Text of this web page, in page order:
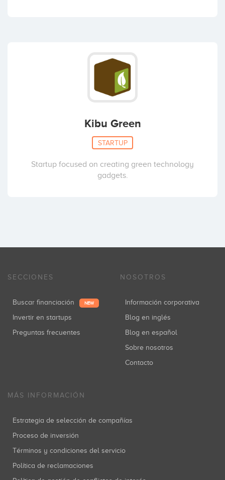
Kibu Green
STARTUP
Startup focused on creating green technology
gadgets.
SECCIONES
Buscar financiación NEW
Invertir en startups
Preguntas frecuentes
NOSOTROS
Información corporativa
Blog en inglés
Blog en español
Sobre nosotros
Contacto
MÁS INFORMACIÓN
Estrategia de selección de compañías
Proceso de inversión
Términos y condiciones del servicio
Política de reclamaciones